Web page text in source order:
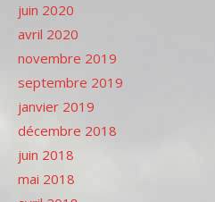
juin 2020
avril 2020
novembre 2019
septembre 2019
janvier 2019
décembre 2018
juin 2018
mai 2018